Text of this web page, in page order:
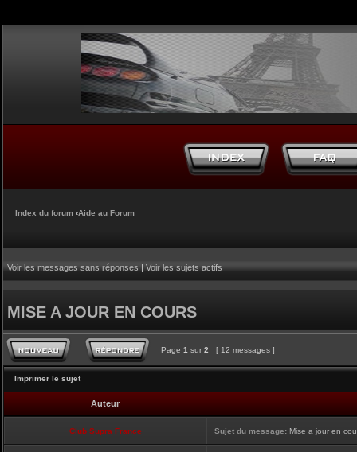
Index du forum ‹Aide au Forum
Voir les messages sans réponses|Voir les sujets actifs
MISE A JOUR EN COURS
Page 1 sur 2 [ 12 messages ]
Imprimer le sujet
Auteur
Club Supra France Sujet du message: Mise a jour en